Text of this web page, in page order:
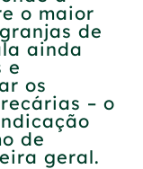
o maior
de
ainda
e
os
– o
de
geral.